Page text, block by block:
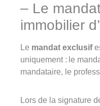
– Le
immobilier
Le mandat exclusif
uniquement : le
mandataire, le
Lors de la signature